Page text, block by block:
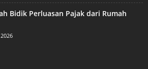
Bidik Perluasan Pajak dari Rumah